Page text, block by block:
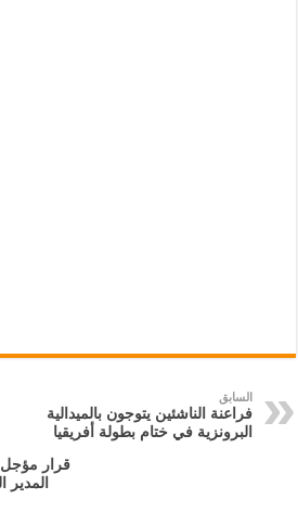
السابق
فراعنة الناشئين يتوجون بالميدالية
البرونزية في ختام بطولة أفريقيا
قرار مؤجل